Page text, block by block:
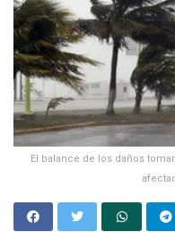
El balance de los daños